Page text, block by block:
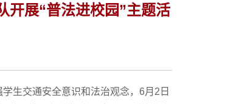
开展“普法进校园”主题活
生交通安全意识和法治观念，6月2日